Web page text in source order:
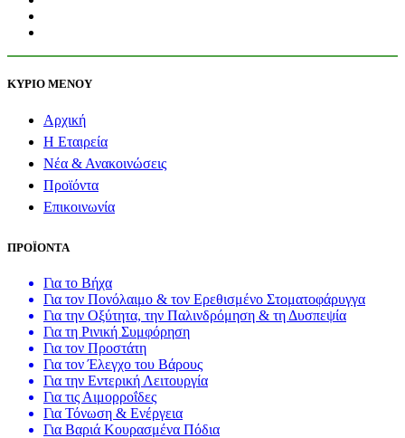
ΚΥΡΙΟ ΜΕΝΟΥ
Αρχική
Η Εταιρεία
Νέα & Ανακοινώσεις
Προϊόντα
Επικοινωνία
ΠΡΟΪΟΝΤΑ
Για το Βήχα
Για τον Πονόλαιμο & τον Ερεθισμένο Στοματοφάρυγγα
Για την Οξύτητα, την Παλινδρόμηση & τη Δυσπεψία
Για τη Ρινική Συμφόρηση
Για τον Προστάτη
Για τον Έλεγχο του Βάρους
Για την Εντερική Λειτουργία
Για τις Αιμορροΐδες
Για Τόνωση & Ενέργεια
Για Βαριά Κουρασμένα Πόδια